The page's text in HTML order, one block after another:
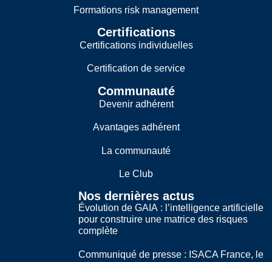
Formations risk management
Certifications
Certifications individuelles
Certification de service
Communauté
Devenir adhérent
Avantages adhérent
La communauté
Le Club
Nos dernières actus
Évolution de GAIA : l’intelligence artificielle
pour construire une matrice des risques
complète
Communiqué de presse : ISACA France, le